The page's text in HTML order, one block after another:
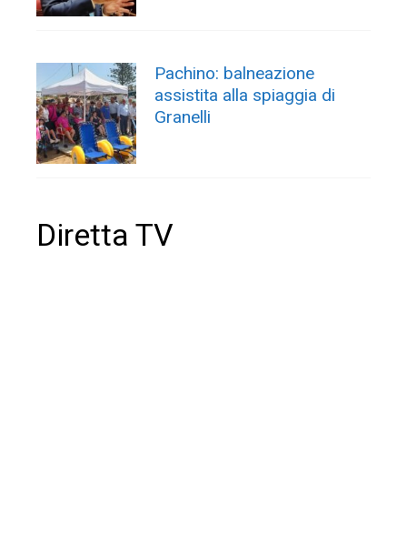
Pachino: balneazione
assistita alla spiaggia di
Granelli
Diretta TV